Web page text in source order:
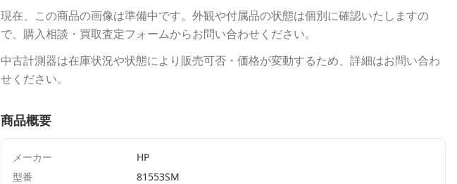
現在、この商品の画像は準備中です。外観や付属品の状態は個別に確認いたしますの
で、購入相談・買取査定フォームからお問い合わせください。
中古計測器は在庫状況や状態により販売可否・価格が変動するため、詳細はお問い合わ
せください。
商品概要
メーカー
HP
型番
81553SM